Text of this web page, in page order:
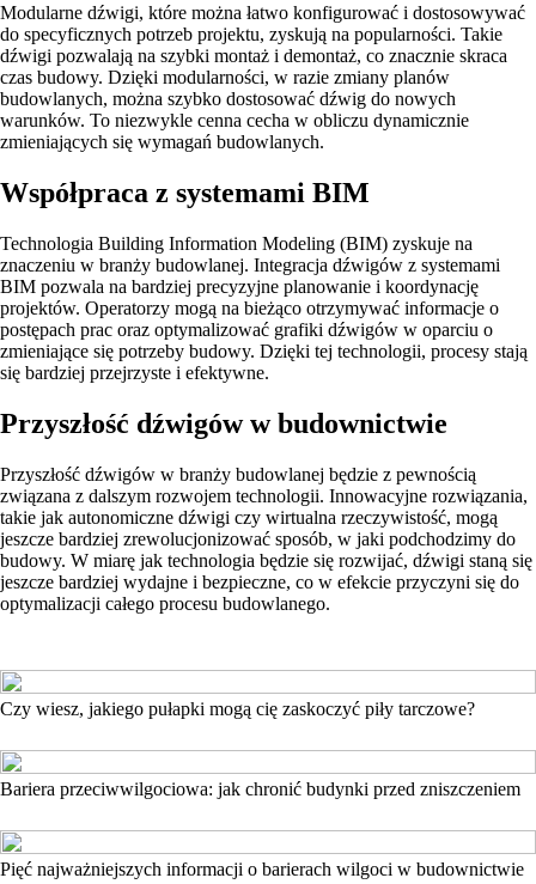
Modularne dźwigi, które można łatwo konfigurować i dostosowywać
do specyficznych potrzeb projektu, zyskują na popularności. Takie
dźwigi pozwalają na szybki montaż i demontaż, co znacznie skraca
czas budowy. Dzięki modularności, w razie zmiany planów
budowlanych, można szybko dostosować dźwig do nowych
warunków. To niezwykle cenna cecha w obliczu dynamicznie
zmieniających się wymagań budowlanych.
Współpraca z systemami BIM
Technologia Building Information Modeling (BIM) zyskuje na
znaczeniu w branży budowlanej. Integracja dźwigów z systemami
BIM pozwala na bardziej precyzyjne planowanie i koordynację
projektów. Operatorzy mogą na bieżąco otrzymywać informacje o
postępach prac oraz optymalizować grafiki dźwigów w oparciu o
zmieniające się potrzeby budowy. Dzięki tej technologii, procesy stają
się bardziej przejrzyste i efektywne.
Przyszłość dźwigów w budownictwie
Przyszłość dźwigów w branży budowlanej będzie z pewnością
związana z dalszym rozwojem technologii. Innowacyjne rozwiązania,
takie jak autonomiczne dźwigi czy wirtualna rzeczywistość, mogą
jeszcze bardziej zrewolucjonizować sposób, w jaki podchodzimy do
budowy. W miarę jak technologia będzie się rozwijać, dźwigi staną się
jeszcze bardziej wydajne i bezpieczne, co w efekcie przyczyni się do
optymalizacji całego procesu budowlanego.
Czy wiesz, jakiego pułapki mogą cię zaskoczyć piły tarczowe?
Bariera przeciwwilgociowa: jak chronić budynki przed zniszczeniem
Pięć najważniejszych informacji o barierach wilgoci w budownictwie